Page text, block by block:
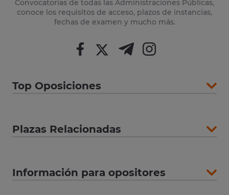
Convocatorias de todas las Administraciones Públicas,
conoce los requisitos de acceso, plazos de instancias,
fechas de examen y mucho más.
Top Oposiciones
Plazas Relacionadas
Información para opositores